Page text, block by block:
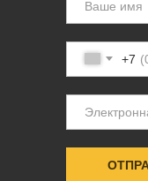
+7